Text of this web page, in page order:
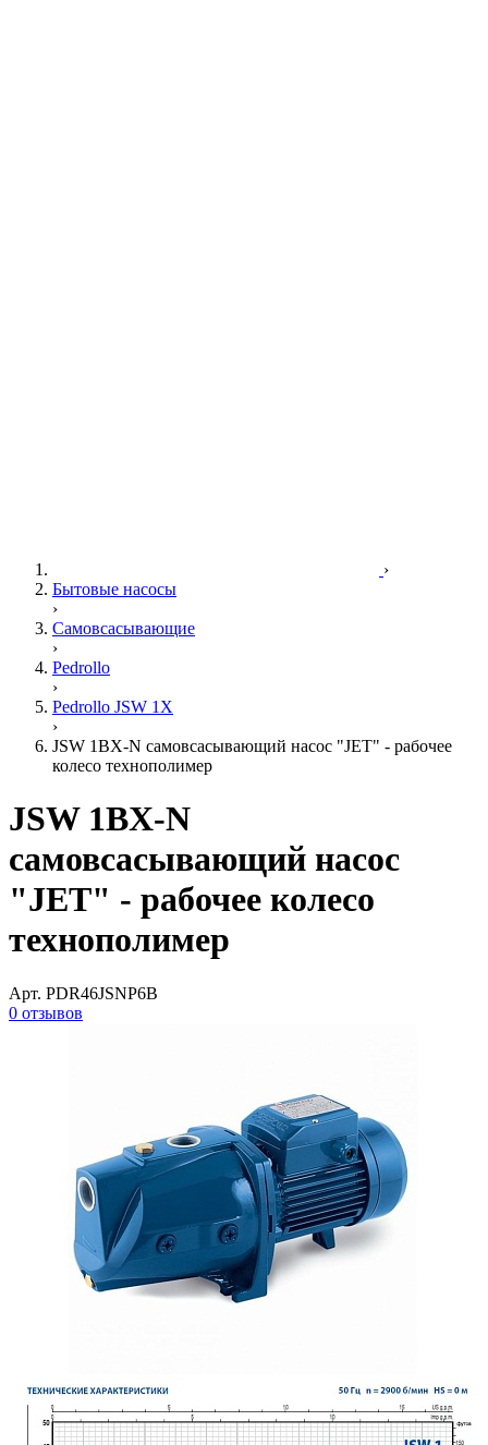
›
Бытовые насосы
›
Самовсасывающие
›
Pedrollo
›
Pedrollo JSW 1X
›
JSW 1BX-N самовсасывающий насос "JET" - рабочее
колесо технополимер
JSW 1BX-N
самовсасывающий насос
"JET" - рабочее колесо
технополимер
Арт. PDR46JSNP6B
0 отзывов